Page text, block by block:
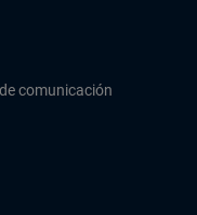
comunicación